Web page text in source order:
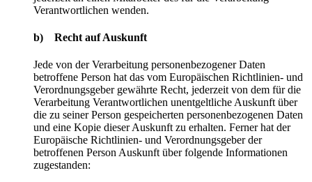
Verantwortlichen wenden.
b) Recht auf Auskunft
Jede von der Verarbeitung personenbezogener Daten
betroffene Person hat das vom Europäischen Richtlinien- und
Verordnungsgeber gewährte Recht, jederzeit von dem für die
Verarbeitung Verantwortlichen unentgeltliche Auskunft über
die zu seiner Person gespeicherten personenbezogenen Daten
und eine Kopie dieser Auskunft zu erhalten. Ferner hat der
Europäische Richtlinien- und Verordnungsgeber der
betroffenen Person Auskunft über folgende Informationen
zugestanden: